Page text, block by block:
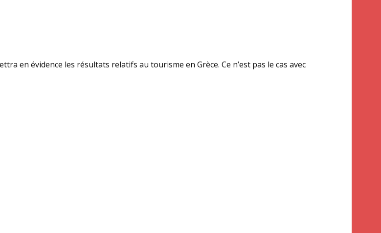
en évidence les résultats relatifs au tourisme en Grèce. Ce n’est pas le cas avec